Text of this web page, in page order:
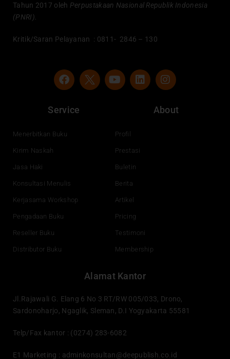
Tahun 2017 oleh Perpustakaan Nasional Republik Indonesia
(PNRI).
Kritik/Saran Pelayanan : 0811- 2846 – 130
F
a
e
b
o
Y
o
e
L
i
n
I
n
t
a
Service
Menerbitkan Buku
Kirim Naskah
Jasa Haki
Konsultasi Menulis
Kerjasama Workshop
Pengadaan Buku
Reseller Buku
Distributor Buku
About
Profil
Prestasi
Buletin
Berita
Artikel
Pricing
Testimoni
Membership
Alamat Kantor
Jl.Rajawali G. Elang 6 No 3 RT/RW 005/033, Drono,
Sardonoharjo, Ngaglik, Sleman, D.I Yogyakarta 55581
Telp/Fax kantor : (0274) 283-6082
E1 Marketing : adminkonsultan@deepublish.co.id